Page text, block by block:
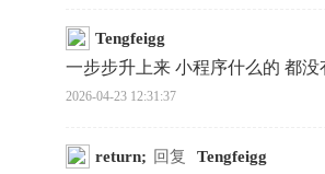
Tengfeigg
一步步升上来 小程序什么的 都没
2026-04-23 12:31:37
return; 回复 Tengfeigg